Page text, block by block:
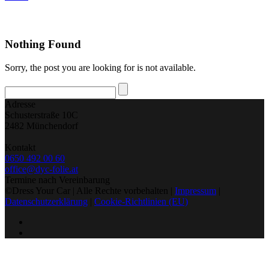
Nothing Found
Sorry, the post you are looking for is not available.
Adresse
Schusterstraße 10C
2482 Münchendorf
Kontakt
0650 492 00 60
office@dyc-folie.at
Termine nach Vereinbarung
©Dress Your Car | Alle Rechte vorbehalten | Impressum
Datenschutzerklärung
Cookie-Richtlinien (EU)